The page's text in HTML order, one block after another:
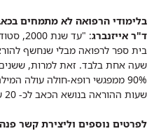
בלימודי הרפואה לא מתמחים
ד"ר אייזנברג
: "עד
בית ספר לרפואה מבלי שנחשף
שעה אחת בלבד. זאת למרות,
90% ממפגשי רופא-חולה עולה
שעות ההוראה בנושא הכאב לכ- 20 שעות. אבל זוהי טיפה בים".
לפרטים נ​וספים וליצירת קשר